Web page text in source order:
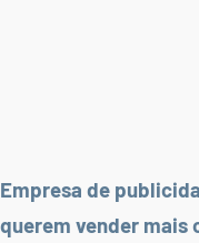
Empresa de
querem vender mais